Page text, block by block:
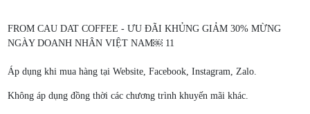
FROM CAU DAT COFFEE - ƯU ĐÃI KHỦNG GIẢM 30% MỪNG
NGÀY DOANH NHÂN VIỆT NAM￼ 11
Áp dụng khi mua hàng tại Website, Facebook, Instagram, Zalo.
Không áp dụng đồng thời các chương trình khuyến mãi khác.